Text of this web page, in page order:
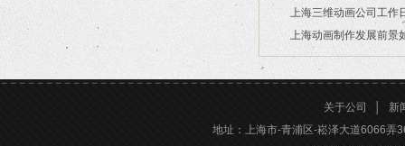
2026/03/12
上海三维动画公司工作
2026/02/28
上海动画制作发展前景
2026/02/24
关于公司
新
地址：上海市-青浦区-崧泽大道6066弄